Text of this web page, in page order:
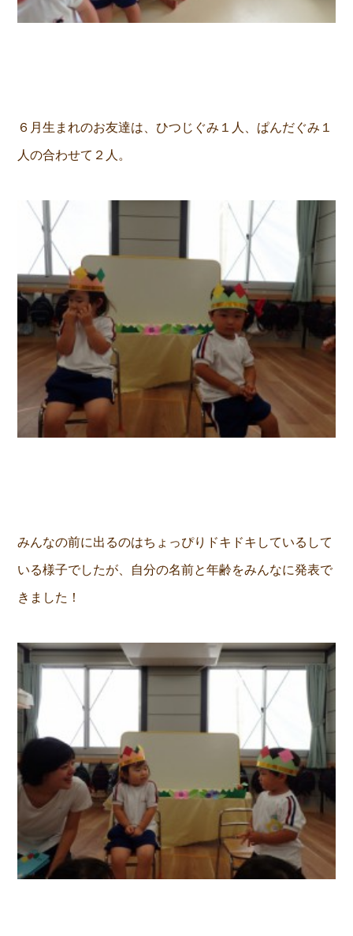
６月生まれのお友達は、ひつじぐみ１人、ぱんだぐみ１
人の合わせて２人。
みんなの前に出るのはちょっぴりドキドキしているして
いる様子でしたが、自分の名前と年齢をみんなに発表で
きました！